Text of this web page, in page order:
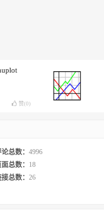
赞(0)
总数： 4996
面总数： 18
总数： 26